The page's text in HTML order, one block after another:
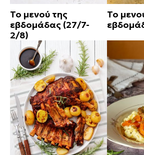
Το μενού της
εβδομάδας (27/7-
2/8)
Το